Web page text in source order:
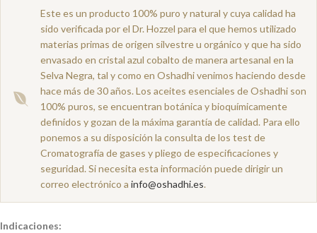
Este es un producto 100% puro y natural y cuya calidad ha
sido verificada por el Dr. Hozzel para el que hemos utilizado
materias primas de origen silvestre u orgánico y que ha sido
envasado en cristal azul cobalto de manera artesanal en la
Selva Negra, tal y como en Oshadhi venimos haciendo desde
hace más de 30 años. Los aceites esenciales de Oshadhi son
100% puros, se encuentran botánica y bioquímicamente
definidos y gozan de la máxima garantía de calidad. Para ello
ponemos a su disposición la consulta de los test de
Cromatografía de gases y pliego de especificaciones y
seguridad. Si necesita esta información puede dirigir un
correo electrónico a info@oshadhi.es.
Indicaciones: